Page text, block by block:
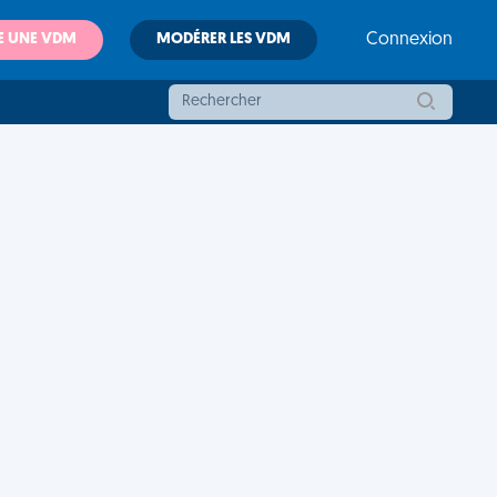
UNE VDM MODÉRER LES VDM Connexion